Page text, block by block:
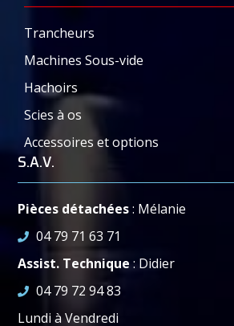
Trancheurs
Machines Sous-vide
Hachoirs
Scies à os
Accessoires et options
S.A.V.
Pièces détachées: Mélanie
04 79 71 63 71
Assist. Technique : Didier
04 79 72 94 83
Lundi à Vendredi